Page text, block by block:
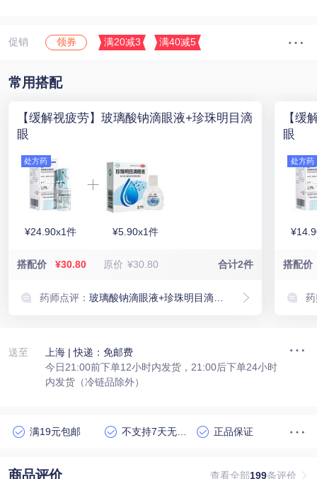
促销 领券 满20减3 满40减5
常用搭配
【缓解视疲劳】玻璃酸钠滴眼液+珍珠明目滴
眼
处方药
¥24.90x1件 ¥5.90x1件
搭配价 ¥30.80 原价 ¥30.80 合计2件
药师点评：
【缓
眼
处方药
搭配价
送至 上海 | 快递：免邮费
今日21:00前下单12小时内发货，21:00后下单24小时
内发货（冷链品除外）
满19元包邮 正品保证
商品评价 查看全部199条评价